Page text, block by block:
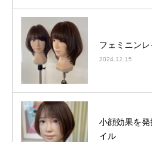
フェミニン
2024.12.15
小顔効果を
イル